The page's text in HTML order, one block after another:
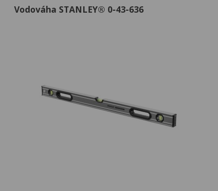
Vodováha STANLEY® 0-43-636